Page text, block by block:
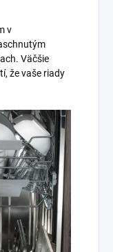
v
Väčšie
že vaše riady